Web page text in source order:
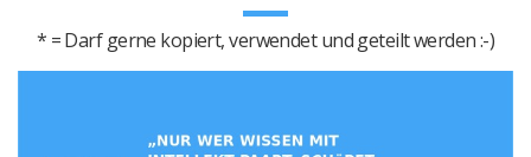
* = Darf gerne kopiert, verwendet und geteilt werden :-)